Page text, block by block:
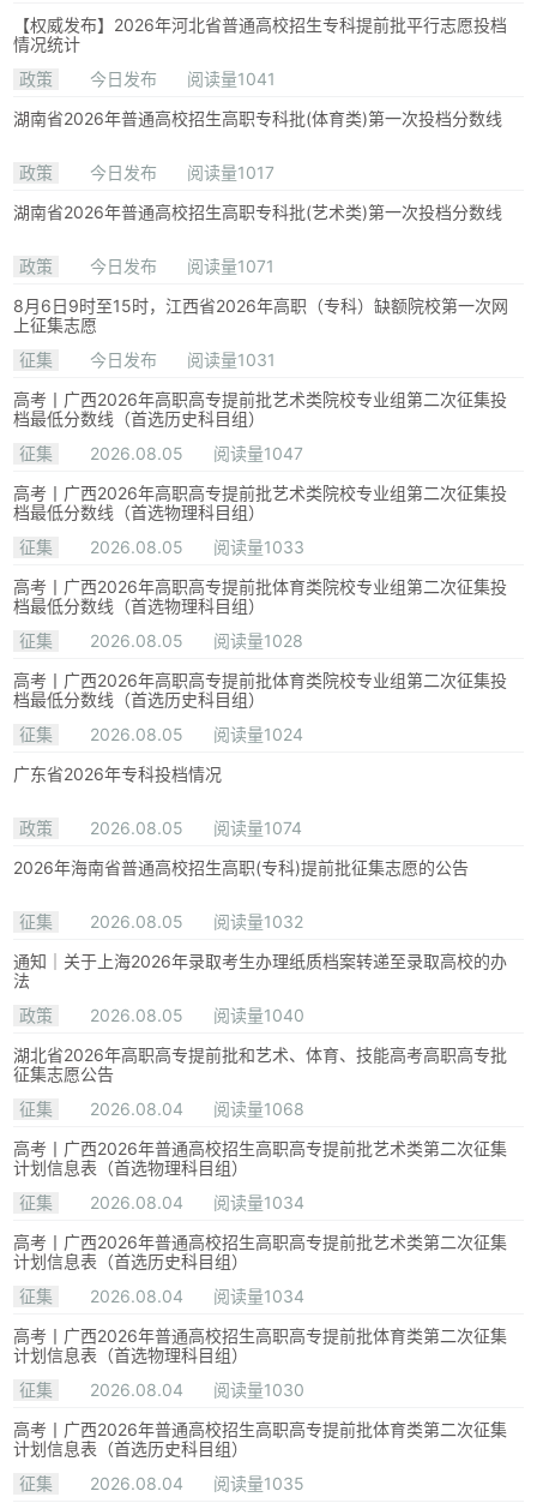
【权威发布】2026年河北省普通高校招生专科提前批平行志愿投档
情况统计
政策
今日发布
阅读量1041
湖南省2026年普通高校招生高职专科批(体育类)第一次投档分数线
政策 今日发布
阅读量1017
湖南省2026年普通高校招生高职专科批(艺术类)第一次投档分数线
政策 今日发布
阅读量1071
8月6日9时至15时，江西省2026年高职（专科）缺额院校第一次网
上征集志愿
征集
今日发布
阅读量1031
高考丨广西2026年高职高专提前批艺术类院校专业组第二次征集投
档最低分数线（首选历史科目组）
征集
2026.08.05
阅读量1047
高考丨广西2026年高职高专提前批艺术类院校专业组第二次征集投
档最低分数线（首选物理科目组）
征集
2026.08.05
阅读量1033
高考丨广西2026年高职高专提前批体育类院校专业组第二次征集投
档最低分数线（首选物理科目组）
征集
2026.08.05
阅读量1028
高考丨广西2026年高职高专提前批体育类院校专业组第二次征集投
档最低分数线（首选历史科目组）
征集
2026.08.05
阅读量1024
广东省2026年专科投档情况
政策 2026.08.05
阅读量1074
2026年海南省普通高校招生高职(专科)提前批征集志愿的公告
征集 2026.08.05
阅读量1032
通知｜关于上海2026年录取考生办理纸质档案转递至录取高校的办
法
政策
2026.08.05
阅读量1040
湖北省2026年高职高专提前批和艺术、体育、技能高考高职高专批
征集志愿公告
征集
2026.08.04
阅读量1068
高考丨广西2026年普通高校招生高职高专提前批艺术类第二次征集
计划信息表（首选物理科目组）
征集
2026.08.04
阅读量1034
高考丨广西2026年普通高校招生高职高专提前批艺术类第二次征集
计划信息表（首选历史科目组）
征集
2026.08.04
阅读量1034
高考丨广西2026年普通高校招生高职高专提前批体育类第二次征集
计划信息表（首选物理科目组）
征集
2026.08.04
阅读量1030
高考丨广西2026年普通高校招生高职高专提前批体育类第二次征集
计划信息表（首选历史科目组）
征集
2026.08.04
阅读量1035